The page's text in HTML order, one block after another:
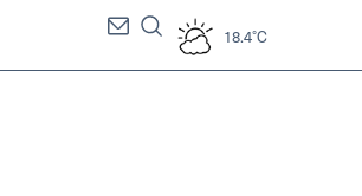
18.4°C